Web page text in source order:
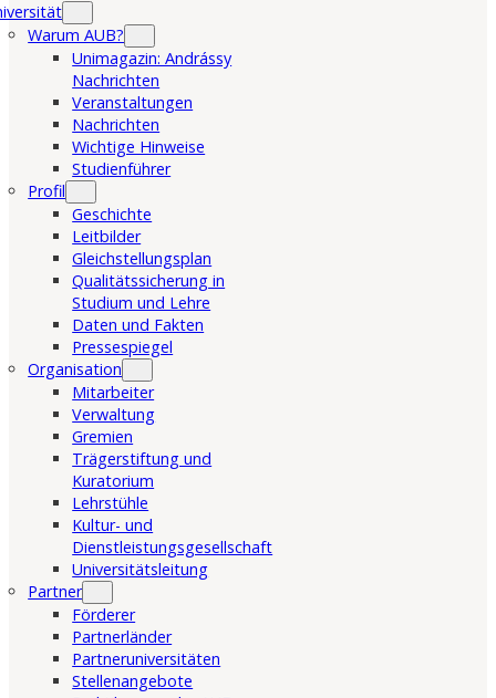
Warum AUB?
Unimagazin: Andrássy
Nachrichten
Veranstaltungen
Nachrichten
Wichtige Hinweise
Studienführer
Profil
Geschichte
Leitbilder
Gleichstellungsplan
Qualitätssicherung in
Studium und Lehre
Daten und Fakten
Pressespiegel
Organisation
Mitarbeiter
Verwaltung
Gremien
Trägerstiftung und
Kuratorium
Lehrstühle
Kultur- und
Dienstleistungsgesellschaft
Universitätsleitung
Partner
Förderer
Partnerländer
Partneruniversitäten
Stellenangebote